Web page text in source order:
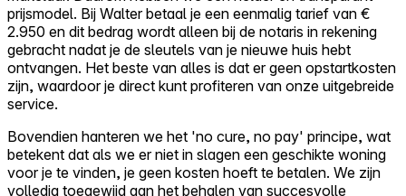
prijsmodel. Bij Walter betaal je een eenmalig tarief van €
2.950 en dit bedrag wordt alleen bij de notaris in rekening
gebracht nadat je de sleutels van je nieuwe huis hebt
ontvangen. Het beste van alles is dat er geen opstartkosten
zijn, waardoor je direct kunt profiteren van onze uitgebreide
service.
Bovendien hanteren we het 'no cure, no pay' principe, wat
betekent dat als we er niet in slagen een geschikte woning
voor je te vinden, je geen kosten hoeft te betalen. We zijn
volledig toegewijd aan het behalen van succesvolle